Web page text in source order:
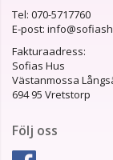
Tel: 070-5717760
E-post:
Fakturaadress:
Sofias Hus
Västanmossa
694 95 Vretstorp
Följ oss